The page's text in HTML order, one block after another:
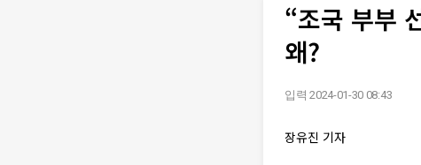
“조국 부부
왜?
입력 2024-01-30 08:43
장유진 기자